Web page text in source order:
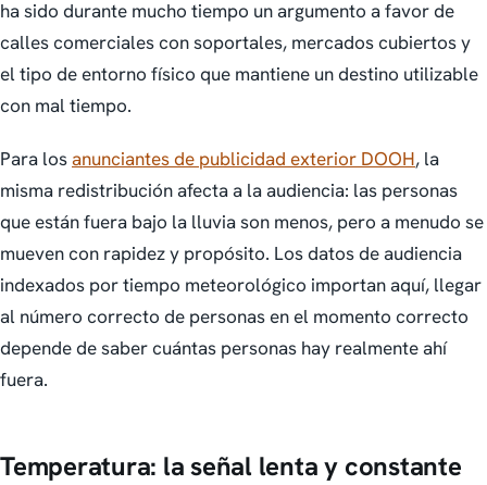
ha sido durante mucho tiempo un argumento a favor de
calles comerciales con soportales, mercados cubiertos y
el tipo de entorno físico que mantiene un destino utilizable
con mal tiempo.
Para losanunciantes de publicidad exterior DOOH, la
misma redistribución afecta a la audiencia: las personas
que están fuera bajo la lluvia son menos, pero a menudo se
mueven con rapidez y propósito. Los datos de audiencia
indexados por tiempo meteorológico importan aquí, llegar
al número correcto de personas en el momento correcto
depende de saber cuántas personas hay realmente ahí
fuera.
Temperatura: la señal lenta y constante